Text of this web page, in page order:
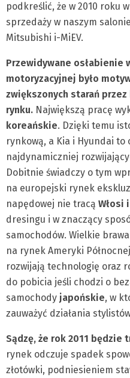
podkreślić, że w 2010 roku
sprzedaży w naszym
Mitsubishi i-MiEV.
Przewidywane osłabienie
motoryzacyjnej było
zwiększonych starań
rynku. Największą pracę
koreańskie. Dzięki temu
rynkową, a Kia i Hyundai to
najdynamiczniej
Dobitnie świadczy o tym
na europejski rynek
napędowej nie tracą Włosi
dresingu i w znaczący
samochodów. Wielkie
na rynek Ameryki
rozwijają technologię oraz
do pobicia jeśli chodzi o
samochody japońskie, w
zauważyć działania
Sądzę, że rok 2011 będzie
rynek odczuje spadek
złotówki, podniesieniem